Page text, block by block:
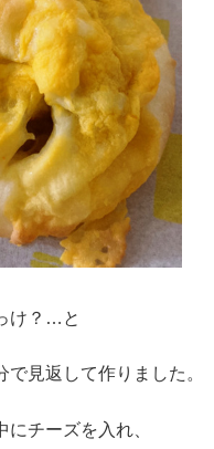
け？…と
見返して作りました。
にチーズを入れ、